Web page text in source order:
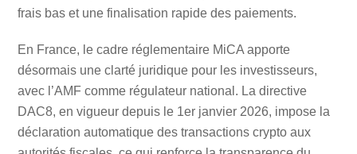
frais bas et une finalisation rapide des paiements.
En France, le cadre réglementaire MiCA apporte
désormais une clarté juridique pour les investisseurs,
avec l’AMF comme régulateur national. La directive
DAC8, en vigueur depuis le 1er janvier 2026, impose la
déclaration automatique des transactions crypto aux